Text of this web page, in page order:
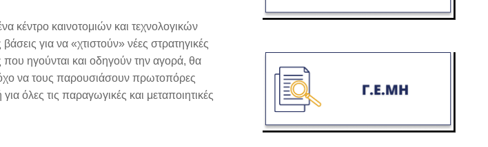
κέντρο καινοτομιών και τεχνολογικών
για να «χτιστούν» νέες στρατηγικές
που ηγούνται και οδηγούν την αγορά, θα
να τους παρουσιάσουν πρωτοπόρες
όλες τις παραγωγικές και μεταποιητικές